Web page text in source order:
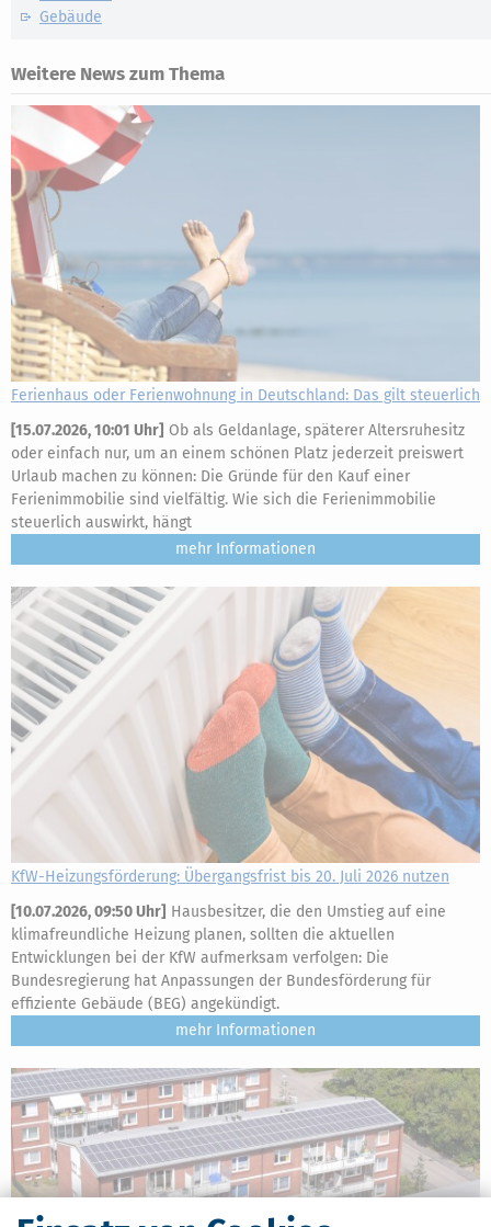
Gebäude
Weitere News zum Thema
Ferienhaus oder Ferienwohnung in Deutschland: Das gilt steuerlich
[15.07.2026, 10:01 Uhr] Ob als Geldanlage, späterer Altersruhesitz
oder einfach nur, um an einem schönen Platz jederzeit preiswert
Urlaub machen zu können: Die Gründe für den Kauf einer
Ferienimmobilie sind vielfältig. Wie sich die Ferienimmobilie
steuerlich auswirkt, hängt
mehr
KfW-Heizungsförderung: Übergangsfrist bis 20. Juli 2026 nutzen
[10.07.2026, 09:50 Uhr] Hausbesitzer, die den Umstieg auf eine
klimafreundliche Heizung planen, sollten die aktuellen
Entwicklungen bei der KfW aufmerksam verfolgen: Die
Bundesregierung hat Anpassungen der Bundesförderung für
effiziente Gebäude (BEG) angekündigt.
mehr